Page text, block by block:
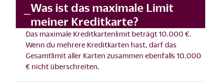
Was ist das maximale Limit
meiner Kreditkarte?
Das maximale Kreditkartenlimit beträgt 10.000 €.
Wenn du mehrere Kreditkarten hast, darf das
Gesamtlimit aller Karten zusammen ebenfalls 10.000
€ nicht überschreiten.